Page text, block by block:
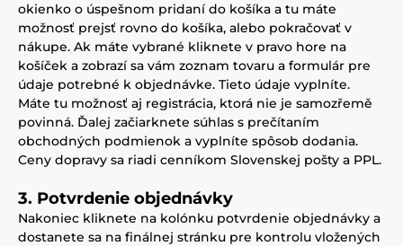
okienko o úspešnom pridaní do košíka a tu máte
možnosť prejsť rovno do košíka, alebo pokračovať v
nákupe. Ak máte vybrané kliknete v pravo hore na
košíček a zobrazí sa vám zoznam tovaru a formulár pre
údaje potrebné k objednávke. Tieto údaje vyplníte.
Máte tu možnosť aj registrácia, ktorá nie je samozřemě
povinná. Ďalej začiarknete súhlas s prečítaním
obchodných podmienok a vyplníte spôsob dodania.
Ceny dopravy sa riadi cenníkom Slovenskej pošty a PPL.
3. Potvrdenie objednávky
Nakoniec kliknete na kolónku potvrdenie objednávky a
dostanete sa na finálnej stránku pre kontrolu vložených